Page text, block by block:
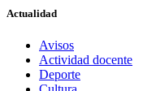
Actualidad
Avisos
Actividad docente
Deporte